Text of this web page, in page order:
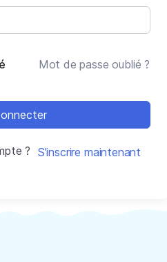
Mot de passe oublié ?
? S’inscrire maintenant